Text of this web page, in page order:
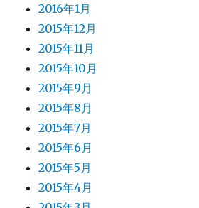
2016年1月
2015年12月
2015年11月
2015年10月
2015年9月
2015年8月
2015年7月
2015年6月
2015年5月
2015年4月